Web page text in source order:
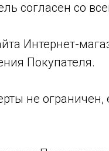
согласен со
Интернет-
Покупателя.
не ограничен,